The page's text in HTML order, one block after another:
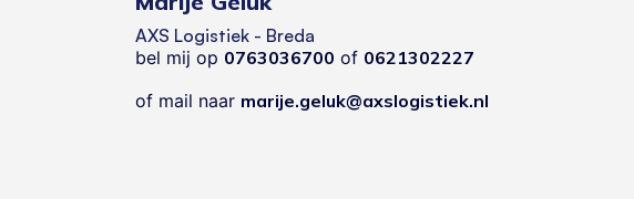
AXS Logistiek - Breda
bel mij op 0763036700 of 0621302227
of mail naar marije.geluk@axslogistiek.nl